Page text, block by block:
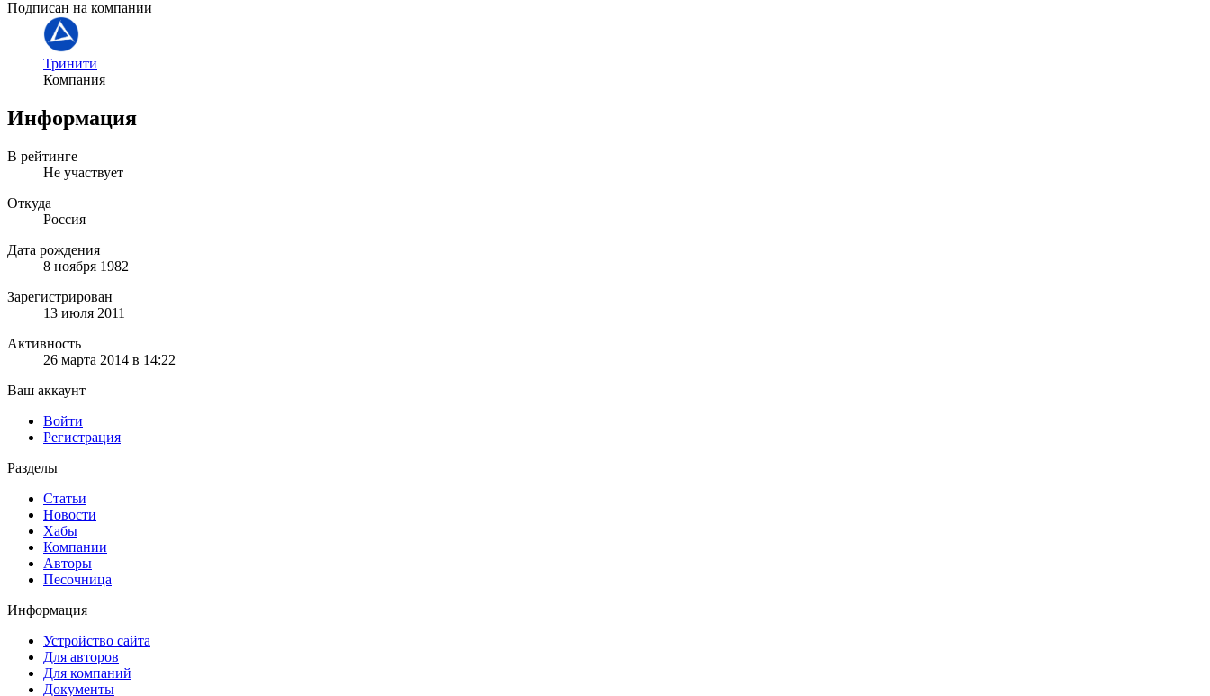
Подписан на компании
Тринити
Компания
Информация
В рейтинге
Не участвует
Откуда
Россия
Дата рождения
8 ноября 1982
Зарегистрирован
13 июля 2011
Активность
26 марта 2014 в 14:22
Ваш аккаунт
Войти
Регистрация
Разделы
Статьи
Новости
Хабы
Компании
Авторы
Песочница
Информация
Устройство сайта
Для авторов
Для компаний
Документы